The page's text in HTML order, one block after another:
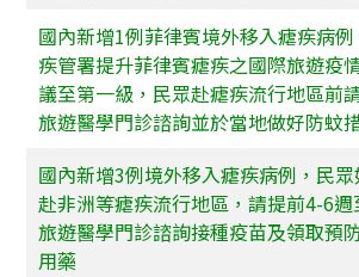
國內新增1例菲律賓境外移入瘧疾病例
疾管署提升菲律賓瘧疾之國際旅遊疫
議至第一級，民眾赴瘧疾流行地區前
旅遊醫學門診諮詢並於當地做好防蚊
國內新增3例境外移入瘧疾病例，民眾
赴非洲等瘧疾流行地區，請提前4-6週
旅遊醫學門診諮詢接種疫苗及領取預
用藥